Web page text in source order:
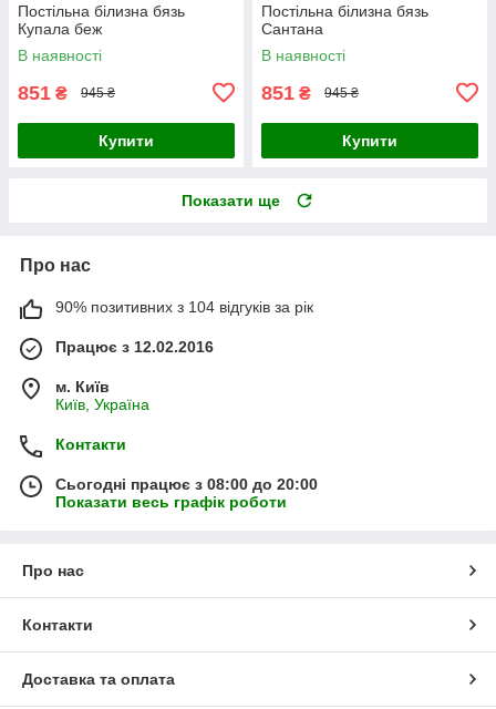
Постільна білизна бязь
Купала беж
В наявності
851 ₴ 945 ₴
Купити
Постільна білизна бязь
Сантана
В наявності
851 ₴ 945 ₴
Купити
Показати ще
Про нас
90% позитивних з 104 відгуків за рік
Працює з 12.02.2016
м. Київ
Київ, Україна
Контакти
Сьогодні працює з 08:00 до 20:00
Показати весь графік роботи
Про нас
Контакти
Доставка та оплата